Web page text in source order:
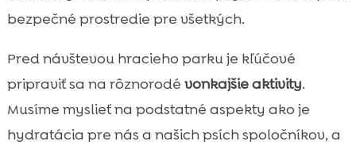
bezpečné prostredie pre všetkých.
Pred návštevou hracieho parku je kľúčové
pripraviť sa na rôznorodé vonkajšie aktivity.
Musíme myslieť na podstatné aspekty ako je
hydratácia pre nás a našich psích spoločníkov, a